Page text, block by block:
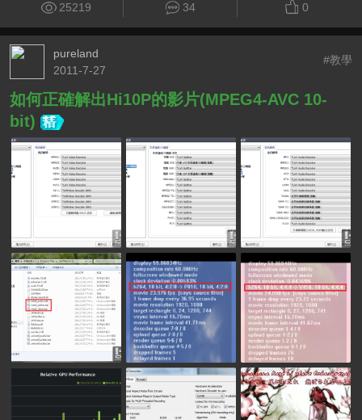
25219 34 0
pureland
2011-7-27
#教學
如何正確解出Hi10P的影片(MPEG4-AVC 10-
bit)